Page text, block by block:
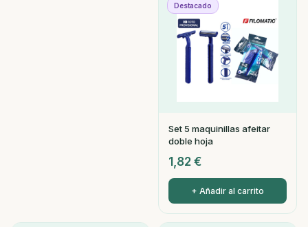
Destacado
Set 5 maquinillas afeitar
doble hoja
1,82 €
+ Añadir al carrito